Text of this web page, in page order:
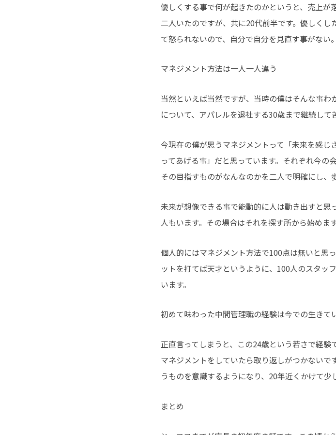
優しくする事で何が起きたのかというと、売上
二人いたのですが、共に20代前半です。優しくし
て怒られないので、自分で自分を見直す事がない
マネジメント方法は一人一人違う
当然といえば当然ですが、当時の僕はそんな事
について、アパレルを退社する30歳まで継続して
今現在の僕が思うマネジメントって「未来を感
ってあげる事」だと思っています。それぞれ今の
その目指すものがなんなのかを二人で明確にし、
未来が想像できる事で能動的に人は動き出すと思
人もいます。その場合はそれを探す所から始めます
個人的にはマネジメント方法で100点は無いと思
ットを打てば天才というように、100人のスタッ
います。
初めて味わった中間管理職の経験は今での生きて
正直言ってしまうと、この24歳という若さで経
マネジメントをしていたら取り返しがつかない
うものを意識するようになり、20年近くかけて少
まとめ